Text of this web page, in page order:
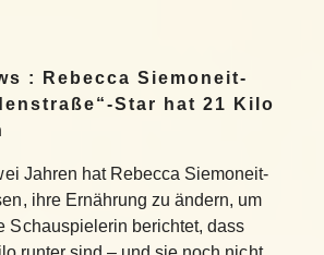
: Rebecca Siemoneit-
Star hat 21 Kilo
Jahren hat Rebecca Siemoneit-
ihre Ernährung zu ändern, um
Schauspielerin berichtet, dass